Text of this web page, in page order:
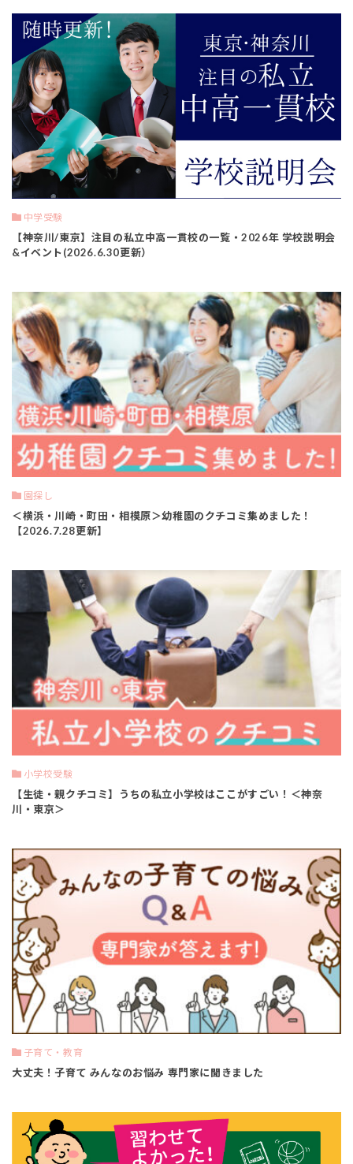
中学受験
【神奈川/東京】注目の私立中高一貫校の一覧・2026年 学校説明会
&イベント(2026.6.30更新）
園探し
＜横浜・川崎・町田・相模原＞幼稚園のクチコミ集めました！
【2026.7.28更新】
小学校受験
【生徒・親クチコミ】うちの私立小学校はここがすごい！＜神奈
川・東京＞
子育て・教育
大丈夫！子育て みんなのお悩み 専門家に聞きました